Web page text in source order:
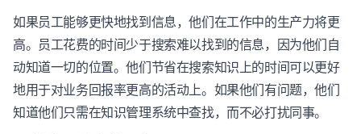
如果员工能够更快地找到信息，他们在工作中的生产力将更
高。员工花费的时间少于搜索难以找到的信息，因为他们自
动知道一切的位置。他们节省在搜索知识上的时间可以更好
地用于对业务回报率更高的活动上。如果他们有问题，他们
知道他们只需在知识管理系统中查找，而不必打扰同事。